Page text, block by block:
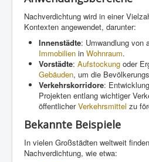
Nachverdichtung wird in einer
Kontexten angewendet, darunter:
Innenstädte: Umwandlung von
Immobilien in Wohnraum.
Vorstädte: Aufstockung oder
Gebäuden, um die
Verkehrskorridore:
Projekten entlang wichtiger
öffentlicherVerkehrsmittel zu
Bekannte Beispiele
In vielen Großstädten weltweit
Nachverdichtung, wie etwa: